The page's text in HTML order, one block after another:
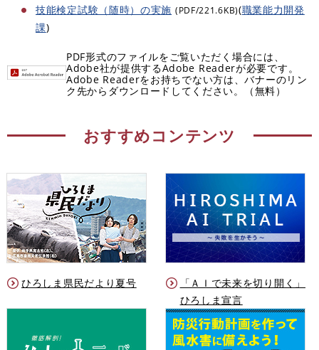
技能検定試験（随時）の実施 (PDF/221.6KB)(職業能力開発
課)
PDF形式のファイルをご覧いただく場合には、
Adobe社が提供するAdobe Readerが必要です。
Adobe Readerをお持ちでない方は、バナーのリン
ク先からダウンロードしてください。（無料）
おすすめコンテンツ
ひろしま県民だより夏号
「ＡＩで未来を切り開く」
ひろしま宣言